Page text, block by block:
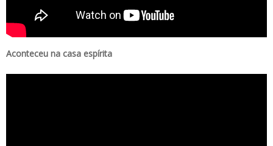
Aconteceu na casa espírita